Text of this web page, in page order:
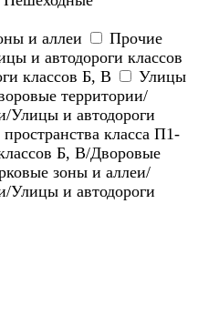
и аллеи
Прочие
и автодороги классов
классов Б, В
Улицы
территории/
Улицы и автодороги
класса П1-
Б, В/Дворовые
зоны и аллеи/
Улицы и автодороги